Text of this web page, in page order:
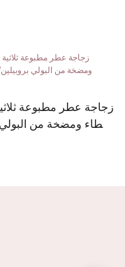
غطاء ومضخة من البولي